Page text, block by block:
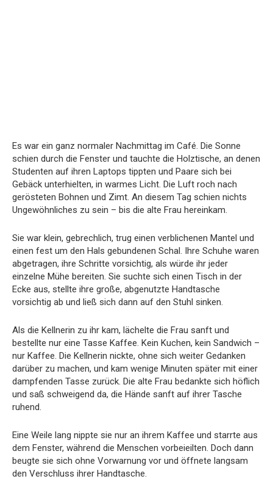
Es war ein ganz normaler Nachmittag im Café. Die Sonne
schien durch die Fenster und tauchte die Holztische, an denen
Studenten auf ihren Laptops tippten und Paare sich bei
Gebäck unterhielten, in warmes Licht. Die Luft roch nach
gerösteten Bohnen und Zimt. An diesem Tag schien nichts
Ungewöhnliches zu sein – bis die alte Frau hereinkam.
Sie war klein, gebrechlich, trug einen verblichenen Mantel und
einen fest um den Hals gebundenen Schal. Ihre Schuhe waren
abgetragen, ihre Schritte vorsichtig, als würde ihr jeder
einzelne Mühe bereiten. Sie suchte sich einen Tisch in der
Ecke aus, stellte ihre große, abgenutzte Handtasche
vorsichtig ab und ließ sich dann auf den Stuhl sinken.
Als die Kellnerin zu ihr kam, lächelte die Frau sanft und
bestellte nur eine Tasse Kaffee. Kein Kuchen, kein Sandwich –
nur Kaffee. Die Kellnerin nickte, ohne sich weiter Gedanken
darüber zu machen, und kam wenige Minuten später mit einer
dampfenden Tasse zurück. Die alte Frau bedankte sich höflich
und saß schweigend da, die Hände sanft auf ihrer Tasche
ruhend.
Eine Weile lang nippte sie nur an ihrem Kaffee und starrte aus
dem Fenster, während die Menschen vorbeieilten. Doch dann
beugte sie sich ohne Vorwarnung vor und öffnete langsam
den Verschluss ihrer Handtasche.